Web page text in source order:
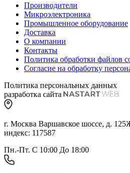
Производители
Микроэлектроника
Промышленное оборудование
Доставка
О компании
Контакты
Политика обработки файлов
Согласие на обработку
Политика персональных данных
разработка сайта
г. Москва Варшавское шоссе, д.
индекс: 117587
Пн.-Пт. С 10:00 До 18:00